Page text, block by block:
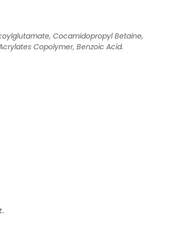
Cocamidopropyl Betaine,
Copolymer, Benzoic Acid.